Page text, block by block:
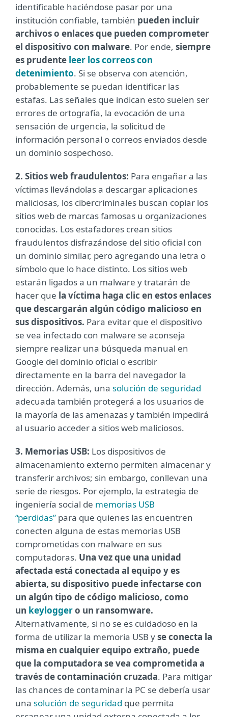
identificable haciéndose pasar por una
institución confiable, también pueden incluir
archivos o enlaces que pueden comprometer
el dispositivo con malware. Por ende, siempre
es prudente leer los correos con
detenimiento. Si se observa con atención,
probablemente se puedan identificar las
estafas. Las señales que indican esto suelen ser
errores de ortografía, la evocación de una
sensación de urgencia, la solicitud de
información personal o correos enviados desde
un dominio sospechoso.
2. Sitios web fraudulentos: Para engañar a las
víctimas llevándolas a descargar aplicaciones
maliciosas, los cibercriminales buscan copiar los
sitios web de marcas famosas u organizaciones
conocidas. Los estafadores crean sitios
fraudulentos disfrazándose del sitio oficial con
un dominio similar, pero agregando una letra o
símbolo que lo hace distinto. Los sitios web
estarán ligados a un malware y tratarán de
hacer que la víctima haga clic en estos enlaces
que descargarán algún código malicioso en
sus dispositivos. Para evitar que el dispositivo
se vea infectado con malware se aconseja
siempre realizar una búsqueda manual en
Google del dominio oficial o escribir
directamente en la barra del navegador la
dirección. Además, una solución de seguridad
adecuada también protegerá a los usuarios de
la mayoría de las amenazas y también impedirá
al usuario acceder a sitios web maliciosos.
3. Memorias USB: Los dispositivos de
almacenamiento externo permiten almacenar y
transferir archivos; sin embargo, conllevan una
serie de riesgos. Por ejemplo, la estrategia de
ingeniería social de memorias USB
“perdidas” para que quienes las encuentren
conecten alguna de estas memorias USB
comprometidas con malware en sus
computadoras. Una vez que una unidad
afectada está conectada al equipo y es
abierta, su dispositivo puede infectarse con
un algún tipo de código malicioso, como
un keyloggero un ransomware.
Alternativamente, si no se es cuidadoso en la
forma de utilizar la memoria USB yse conecta la
misma en cualquier equipo extraño, puede
que la computadora se vea comprometida a
través de contaminación cruzada. Para mitigar
las chances de contaminar la PC se debería usar
una solución de seguridad que permita